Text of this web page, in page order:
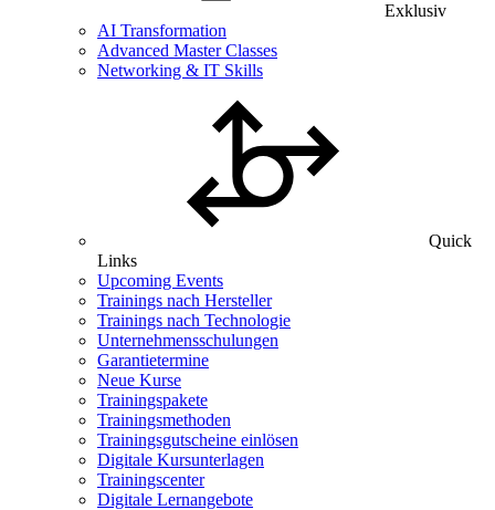
Exklusiv
AI Transformation
Advanced Master Classes
Networking & IT Skills
Quick
Links
Upcoming Events
Trainings nach Hersteller
Trainings nach Technologie
Unternehmensschulungen
Garantietermine
Neue Kurse
Trainingspakete
Trainingsmethoden
Trainingsgutscheine einlösen
Digitale Kursunterlagen
Trainingscenter
Digitale Lernangebote